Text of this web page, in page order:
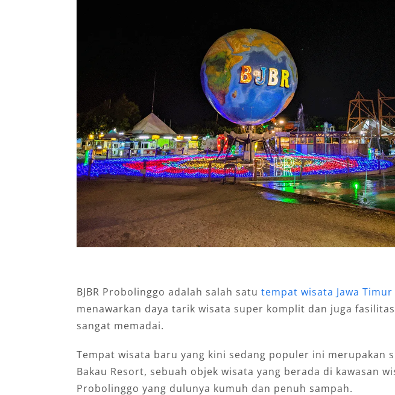
BJBR Probolinggo adalah salah satu tempat wisata Jawa
menawarkan daya tarik wisata super komplit dan juga
sangat memadai.
Tempat wisata baru yang kini sedang populer ini merupakan
Bakau Resort, sebuah objek wisata yang berada di kawasan
Probolinggo yang dulunya kumuh dan penuh sampah.